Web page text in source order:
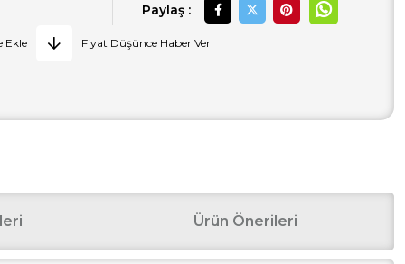
Paylaş :
Ekle Fiyat Düşünce Haber Ver
Ürün Önerileri